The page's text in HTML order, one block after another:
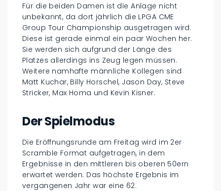
Für die beiden Damen ist die Anlage nicht
unbekannt, da dort jährlich die LPGA CME
Group Tour Championship ausgetragen wird.
Diese ist gerade einmal ein paar Wochen her.
Sie werden sich aufgrund der Länge des
Platzes allerdings ins Zeug legen müssen.
Weitere namhafte männliche Kollegen sind
Matt Kuchar, Billy Horschel, Jason Day, Steve
Stricker, Max Homa und Kevin Kisner.
Der Spielmodus
Die Eröffnungsrunde am Freitag wird im 2er
Scramble Format aufgetragen, in dem
Ergebnisse in den mittleren bis oberen 50ern
erwartet werden. Das höchste Ergebnis im
vergangenen Jahr war eine 62.